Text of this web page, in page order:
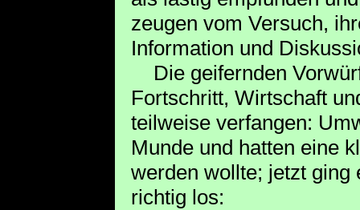
zeugen vom Versuch,
Information und
Die geifernden
Fortschritt, Wirtschaft
teilweise verfangen:
Munde und hatten eine
werden wollte; jetzt
richtig los: